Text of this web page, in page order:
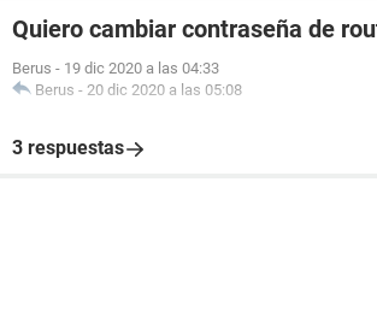
Quiero cambiar contraseña de
Berus - 19 dic 2020 a las 04:33
Berus - 20 dic 2020 a las 05:08
3 respuestas